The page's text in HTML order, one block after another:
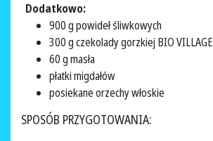
Dodatkowo:
900 g powideł śliwkowych
300 g czekolady gorzkiej BIO VILLAGE
60 g masła
płatki migdałów
posiekane orzechy włoskie
SPOSÓB PRZYGOTOWANIA: